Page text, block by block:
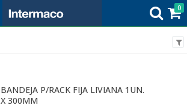
0
BANDEJA P/RACK FIJA LIVIANA 1UN.
X 300MM